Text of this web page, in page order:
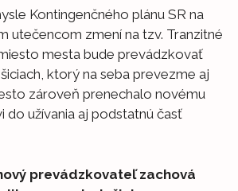
Kontingenčného plánu SR na
utečencom zmení na tzv. Tranzitné
mesta bude prevádzkovať
ktorý na seba prevezme aj
zároveň prenechalo novému
užívania aj podstatnú časť
prevádzkovateľ zachová